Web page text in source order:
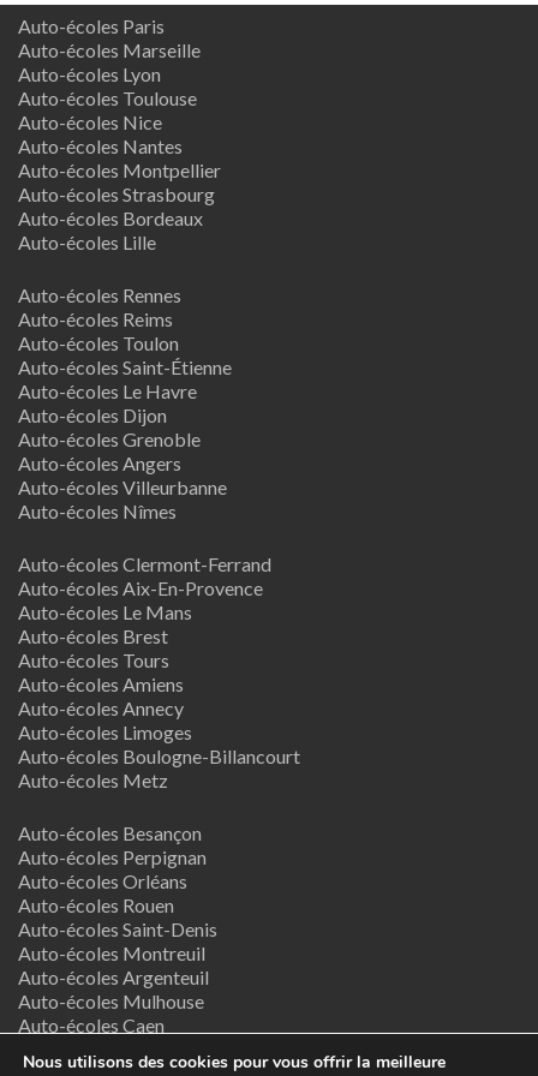
Auto-écoles Paris
Auto-écoles Marseille
Auto-écoles Lyon
Auto-écoles Toulouse
Auto-écoles Nice
Auto-écoles Nantes
Auto-écoles Montpellier
Auto-écoles Strasbourg
Auto-écoles Bordeaux
Auto-écoles Lille
Auto-écoles Rennes
Auto-écoles Reims
Auto-écoles Toulon
Auto-écoles Saint-Étienne
Auto-écoles Le Havre
Auto-écoles Dijon
Auto-écoles Grenoble
Auto-écoles Angers
Auto-écoles Villeurbanne
Auto-écoles Nîmes
Auto-écoles Clermont-Ferrand
Auto-écoles Aix-En-Provence
Auto-écoles Le Mans
Auto-écoles Brest
Auto-écoles Tours
Auto-écoles Amiens
Auto-écoles Annecy
Auto-écoles Limoges
Auto-écoles Boulogne-Billancourt
Auto-écoles Metz
Auto-écoles Besançon
Auto-écoles Perpignan
Auto-écoles Orléans
Auto-écoles Rouen
Auto-écoles Saint-Denis
Auto-écoles Montreuil
Auto-écoles Argenteuil
Auto-écoles Mulhouse
Auto-écoles Caen
Nous utilisons des cookies pour vous offrir la meilleure